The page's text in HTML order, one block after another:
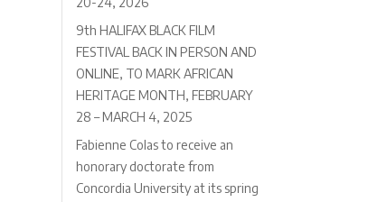
9th HALIFAX BLACK FILM
FESTIVAL BACK IN PERSON AND
ONLINE, TO MARK AFRICAN
HERITAGE MONTH, FEBRUARY
28 – MARCH 4, 2025
Fabienne Colas to receive an
honorary doctorate from
Concordia University at its spring